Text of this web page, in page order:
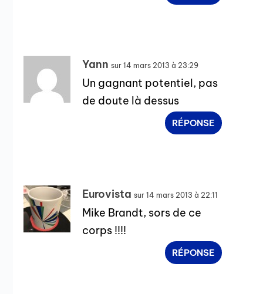
Yann sur 14 mars 2013 à 23:29
Un gagnant potentiel, pas
de doute là dessus
RÉPONSE
Eurovista sur 14 mars 2013 à 22:11
Mike Brandt, sors de ce
corps !!!!
RÉPONSE